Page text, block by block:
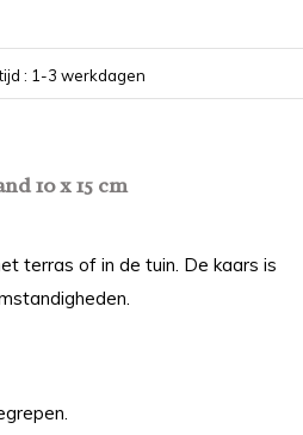
: 1-3 werkdagen
10 x 15 cm
terras of in de tuin. De kaars is